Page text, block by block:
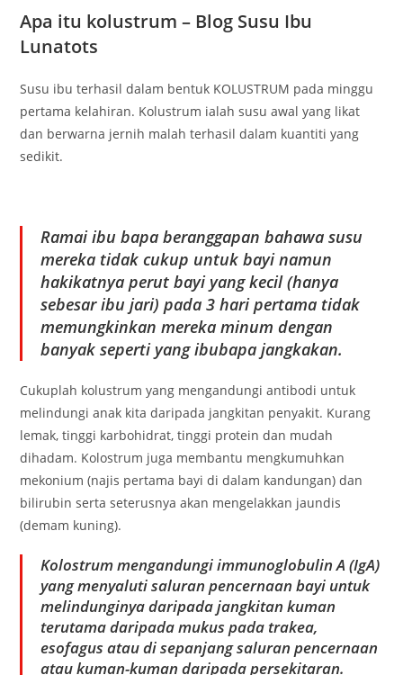
Apa itu kolustrum – Blog Susu Ibu
Lunatots
Susu ibu terhasil dalam bentuk KOLUSTRUM pada minggu
pertama kelahiran. Kolustrum ialah susu awal yang likat
dan berwarna jernih malah terhasil dalam kuantiti yang
sedikit.
Ramai ibu bapa beranggapan bahawa susu
mereka tidak cukup untuk bayi namun
hakikatnya perut bayi yang kecil (hanya
sebesar ibu jari) pada 3 hari pertama tidak
memungkinkan mereka minum dengan
banyak seperti yang ibubapa jangkakan.
Cukuplah kolustrum yang mengandungi antibodi untuk
melindungi anak kita daripada jangkitan penyakit. Kurang
lemak, tinggi karbohidrat, tinggi protein dan mudah
dihadam. Kolostrum juga membantu mengkumuhkan
mekonium (najis pertama bayi di dalam kandungan) dan
bilirubin serta seterusnya akan mengelakkan jaundis
(demam kuning).
Kolostrum mengandungi immunoglobulin A (IgA)
yang menyaluti saluran pencernaan bayi untuk
melindunginya daripada jangkitan kuman
terutama daripada mukus pada trakea,
esofagus atau di sepanjang saluran pencernaan
atau kuman-kuman daripada persekitaran.